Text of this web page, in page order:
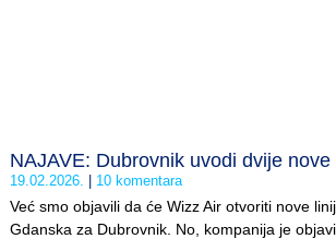
NAJAVE: Dubrovnik uvodi dvije
19.02.2026. 10 komentara
Već smo objavili da će Wizz Air otvoriti nove
Gdanska za Dubrovnik. No, kompanija je